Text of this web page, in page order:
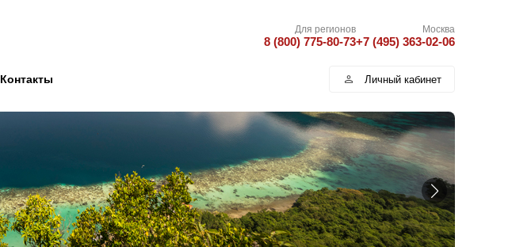
Для регионов
8 (800) 775-80-73
Москва
+7 (495) 363-02-06
Контакты Личный кабинет